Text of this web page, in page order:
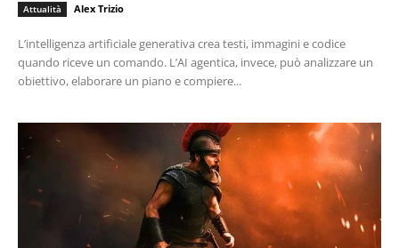
Attualità Alex Trizio
L’intelligenza artificiale generativa crea testi, immagini e codice
quando riceve un comando. L’AI agentica, invece, può analizzare un
obiettivo, elaborare un piano e compiere...